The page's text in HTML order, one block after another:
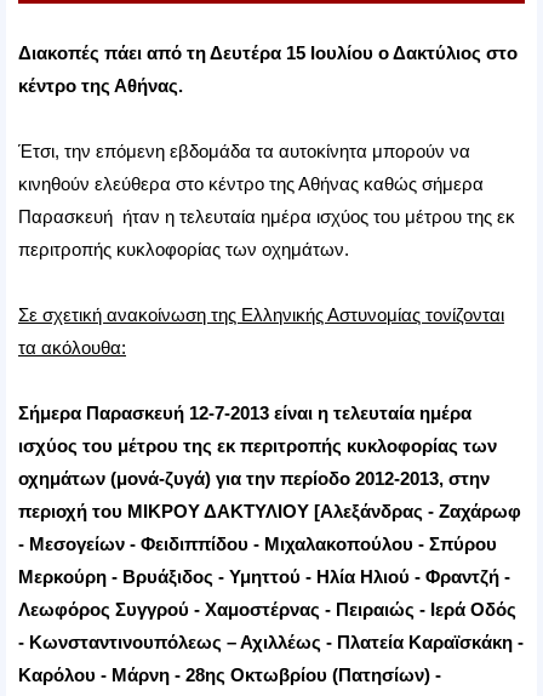
Διακοπές πάει από τη Δευτέρα 15 Ιουλίου ο Δακτύλιος στο
κέντρο της Αθήνας.
Έτσι, την επόμενη εβδομάδα τα αυτοκίνητα μπορούν να
κινηθούν ελεύθερα στο κέντρο της Αθήνας καθώς σήμερα
Παρασκευή ήταν η τελευταία ημέρα ισχύος του μέτρου της εκ
περιτροπής κυκλοφορίας των οχημάτων.
Σε σχετική ανακοίνωση της Ελληνικής Αστυνομίας τονίζονται
τα ακόλουθα:
Σήμερα Παρασκευή 12-7-2013 είναι η τελευταία ημέρα
ισχύος του μέτρου της εκ περιτροπής κυκλοφορίας των
οχημάτων (μονά-ζυγά) για την περίοδο 2012-2013, στην
περιοχή του ΜΙΚΡΟΥ ΔΑΚΤΥΛΙΟΥ [Αλεξάνδρας - Ζαχάρωφ
- Μεσογείων - Φειδιππίδου - Μιχαλακοπούλου - Σπύρου
Μερκούρη - Βρυάξιδος - Υμηττού - Ηλία Ηλιού - Φραντζή -
Λεωφόρος Συγγρού - Χαμοστέρνας - Πειραιώς - Ιερά Οδός
- Κωνσταντινουπόλεως – Αχιλλέως - Πλατεία Καραϊσκάκη -
Καρόλου - Μάρνη - 28ης Οκτωβρίου (Πατησίων) -